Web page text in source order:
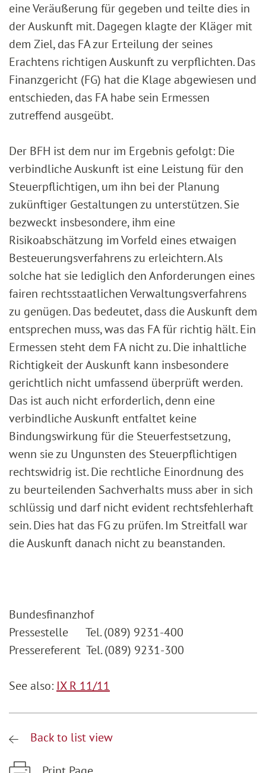
eine Veräußerung für gegeben und teilte dies in
der Auskunft mit. Dagegen klagte der Kläger mit
dem Ziel, das FA zur Erteilung der seines
Erachtens richtigen Auskunft zu verpflichten. Das
Finanzgericht (FG) hat die Klage abgewiesen und
entschieden, das FA habe sein Ermessen
zutreffend ausgeübt.
Der BFH ist dem nur im Ergebnis gefolgt: Die
verbindliche Auskunft ist eine Leistung für den
Steuerpflichtigen, um ihn bei der Planung
zukünftiger Gestaltungen zu unterstützen. Sie
bezweckt insbesondere, ihm eine
Risikoabschätzung im Vorfeld eines etwaigen
Besteuerungsverfahrens zu erleichtern. Als
solche hat sie lediglich den Anforderungen eines
fairen rechtsstaatlichen Verwaltungsverfahrens
zu genügen. Das bedeutet, dass die Auskunft dem
entsprechen muss, was das FA für richtig hält. Ein
Ermessen steht dem FA nicht zu. Die inhaltliche
Richtigkeit der Auskunft kann insbesondere
gerichtlich nicht umfassend überprüft werden.
Das ist auch nicht erforderlich, denn eine
verbindliche Auskunft entfaltet keine
Bindungswirkung für die Steuerfestsetzung,
wenn sie zu Ungunsten des Steuerpflichtigen
rechtswidrig ist. Die rechtliche Einordnung des
zu beurteilenden Sachverhalts muss aber in sich
schlüssig und darf nicht evident rechtsfehlerhaft
sein. Dies hat das FG zu prüfen. Im Streitfall war
die Auskunft danach nicht zu beanstanden.
Bundesfinanzhof
Pressestelle Tel. (089) 9231-400
Pressereferent Tel. (089) 9231-300
See also: IX R 11/11
Back to list view